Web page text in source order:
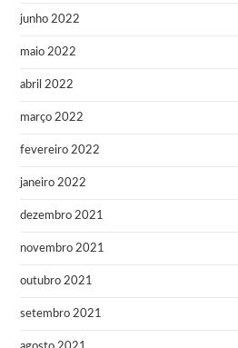
junho 2022
maio 2022
abril 2022
março 2022
fevereiro 2022
janeiro 2022
dezembro 2021
novembro 2021
outubro 2021
setembro 2021